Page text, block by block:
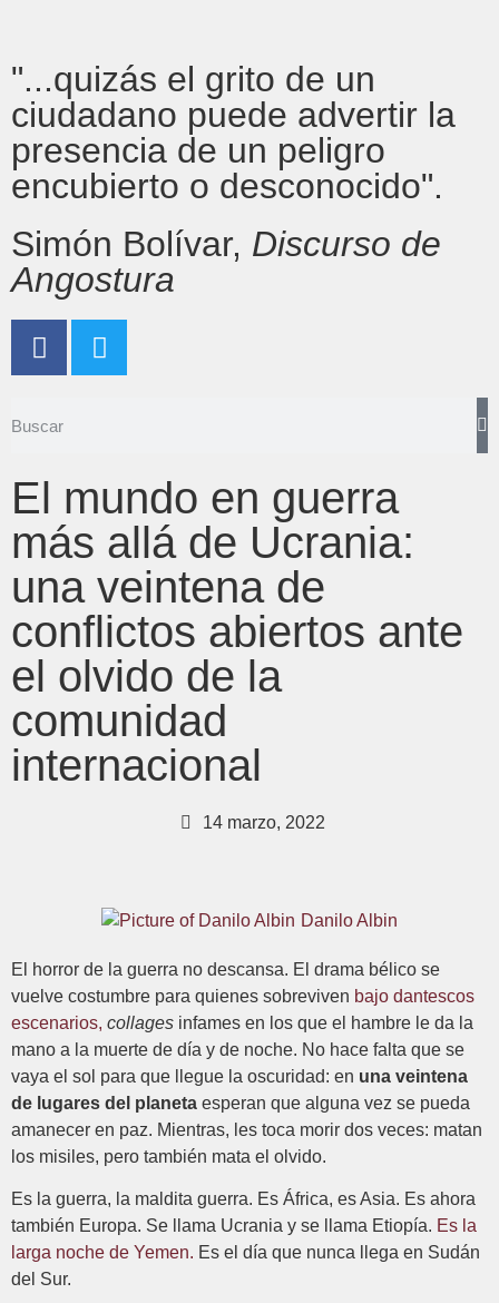
"...quizás el grito de un
ciudadano puede advertir la
presencia de un peligro
encubierto o desconocido".
Simón Bolívar, Discurso de
Angostura
El mundo en guerra
más allá de Ucrania:
una veintena de
conflictos abiertos ante
el olvido de la
comunidad
internacional
14 marzo, 2022
Danilo Albin
El horror de la guerra no descansa. El drama bélico se
vuelve costumbre para quienes sobreviven bajo dantescos
escenarios, collages infames en los que el hambre le da la
mano a la muerte de día y de noche. No hace falta que se
vaya el sol para que llegue la oscuridad: en una veintena
de lugares del planeta esperan que alguna vez se pueda
amanecer en paz. Mientras, les toca morir dos veces: matan
los misiles, pero también mata el olvido.
Es la guerra, la maldita guerra. Es África, es Asia. Es ahora
también Europa. Se llama Ucrania y se llama Etiopía. Es la
larga noche de Yemen. Es el día que nunca llega en Sudán
del Sur.